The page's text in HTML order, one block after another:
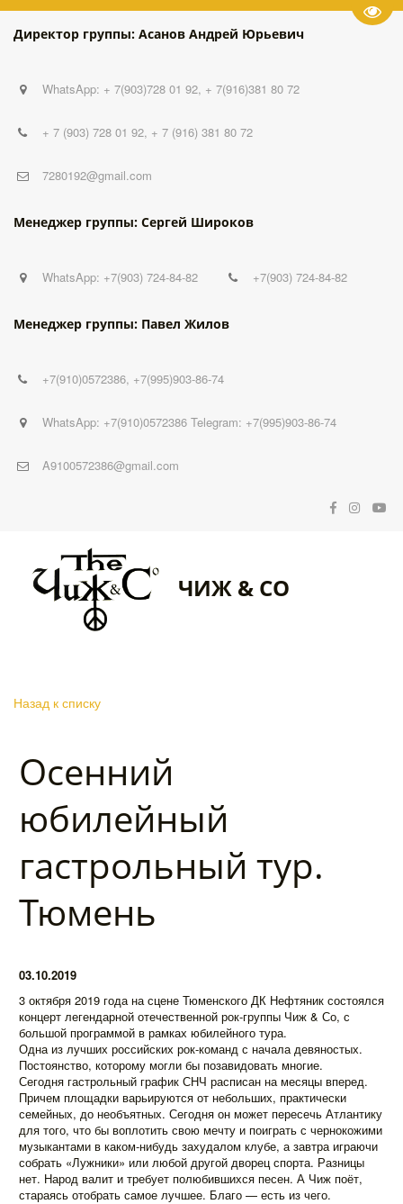
Директор группы: Асанов Андрей Юрьевич
WhatsApp: + 7(903)728 01 92, + 7(916)381 80 72
+ 7 (903) 728 01 92, + 7 (916) 381 80 72
7280192@gmail.com
Менеджер группы: Сергей Широков
WhatsApp: +7(903) 724-84-82 +7(903) 724-84-82
Менеджер группы: Павел Жилов
+7(910)0572386, +7(995)903-86-74
WhatsApp: +7(910)0572386 Telegram: +7(995)903-86-74
A9100572386@gmail.com
ЧИЖ & CO
Назад к списку
Осенний
юбилейный
гастрольный тур.
Тюмень
03.10.2019
3 октября 2019 года на сцене Тюменского ДК Нефтяник состоялся
концерт легендарной отечественной рок-группы Чиж & Со, с
большой программой в рамках юбилейного тура.
Одна из лучших российских рок-команд с начала девяностых.
Постоянство, которому могли бы позавидовать многие.
Сегодня гастрольный график СНЧ расписан на месяцы вперед.
Причем площадки варьируются от небольших, практически
семейных, до необъятных. Сегодня он может пересечь Атлантику
для того, что бы воплотить свою мечту и поиграть с чернокожими
музыкантами в каком-нибудь захудалом клубе, а завтра играючи
собрать «Лужники» или любой другой дворец спорта. Разницы
нет. Народ валит и требует полюбившихся песен. А Чиж поёт,
стараясь отобрать самое лучшее. Благо — есть из чего.